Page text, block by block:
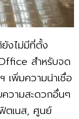
ยังไม่มีที่ตั้ง
สำหรับจด
เพิ่มความน่าเชื่อ
วามสะดวกอื่นๆ
ตเนส, ศูนย์